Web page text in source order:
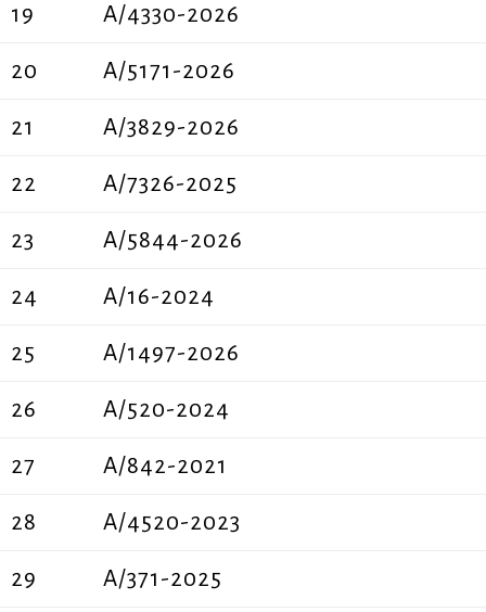
19 Α/4330-2026
20 A/5171-2026
21 A/3829-2026
22 A/7326-2025
23 A/5844-2026
24 Α/16-2024
25 Α/1497-2026
26 A/520-2024
27 Α/842-2021
28 A/4520-2023
29 A/371-2025